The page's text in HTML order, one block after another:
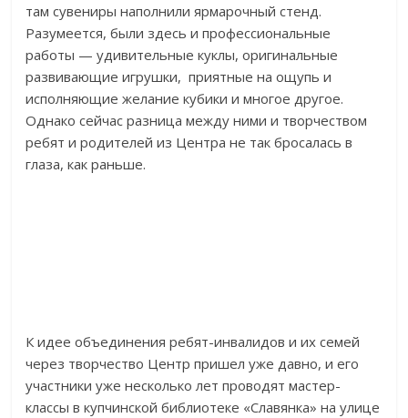
там сувениры наполнили ярмарочный стенд.
Разумеется, были здесь и профессиональные
работы — удивительные куклы, оригинальные
развивающие игрушки, приятные на ощупь и
исполняющие желание кубики и многое другое.
Однако сейчас разница между ними и творчеством
ребят и родителей из Центра не так бросалась в
глаза, как раньше.
К идее объединения ребят-инвалидов и их семей
через творчество Центр пришел уже давно, и его
участники уже несколько лет проводят мастер-
классы в купчинской библиотеке «Славянка» на улице